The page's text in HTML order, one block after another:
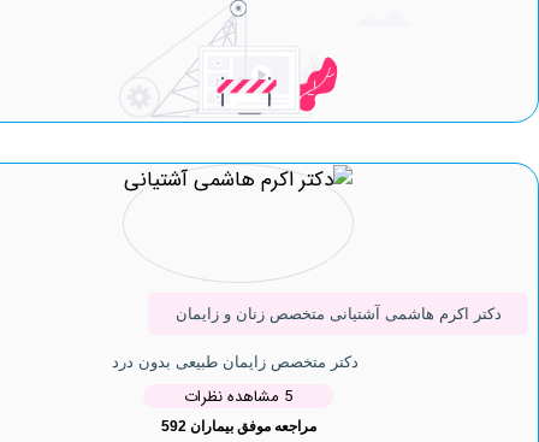
اکرم هاشمی آشتیانی متخصص زنان و زایمان
دکتر متخصص زایمان طبیعی بدون درد
مراجعه موفق بیماران 592